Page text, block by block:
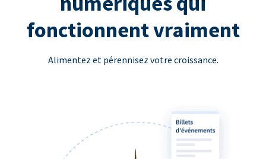
fonctionnent vraiment
Alimentez et pérennisez votre croissance.